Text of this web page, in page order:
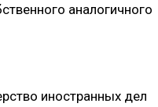
аналогичного
иностранных дел